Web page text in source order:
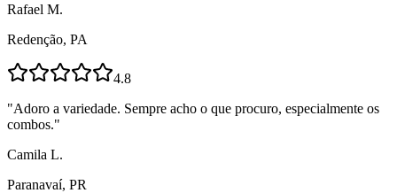
Rafael M.
Redenção, PA
4.8
"Adoro a variedade. Sempre acho o que procuro, especialmente os
combos."
Camila L.
Paranavaí, PR